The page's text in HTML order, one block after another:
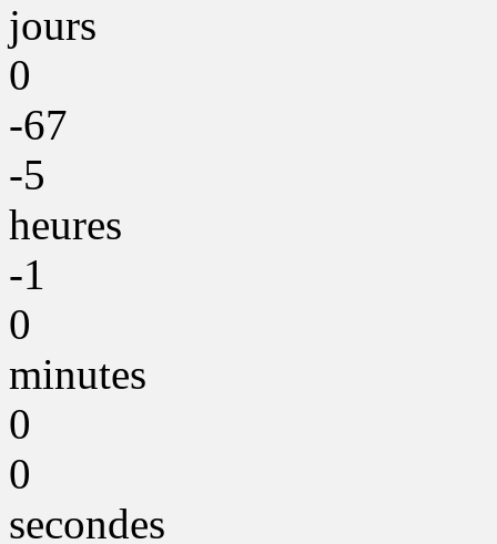
jours
0
-67
-5
heures
-1
0
minutes
0
0
secondes